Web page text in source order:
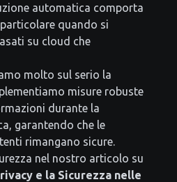
automatica comporta
quando si
su cloud che
molto sul serio la
misure robuste
durante la
garantendo che le
rimangano sicure.
nel nostro articolo su
e la Sicurezza nelle